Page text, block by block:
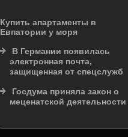
Купить апартаменты в
Евпатории у моря
В Германии появилась
электронная почта,
защищенная от спецслужб
Госдума приняла закон о
меценатской деятельности